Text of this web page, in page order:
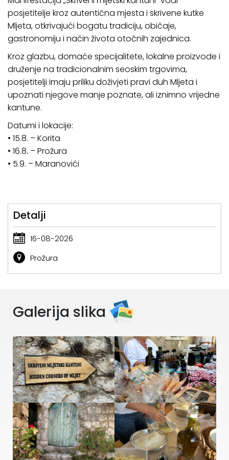
posjetitelje kroz autentična mjesta i skrivene kutke
Mljeta, otkrivajući bogatu tradiciju, običaje,
gastronomiju i način života otočnih zajednica.
Kroz glazbu, domaće specijalitete, lokalne proizvode i
druženje na tradicionalnim seoskim trgovima,
posjetitelji imaju priliku doživjeti pravi duh Mljeta i
upoznati njegove manje poznate, ali iznimno vrijedne
kantune.
Datumi i lokacije:
• 15.8. – Korita
• 16.8. – Prožura
• 5.9. – Maranovići
Detalji
16-08-2026
Prožura
Galerija slika